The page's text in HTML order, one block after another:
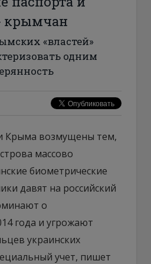
крымчан
«властей»
одним
Крыма возмущены тем,
массово
биометрические
давят на российский
о
года и угрожают
украинских
учет, пишет